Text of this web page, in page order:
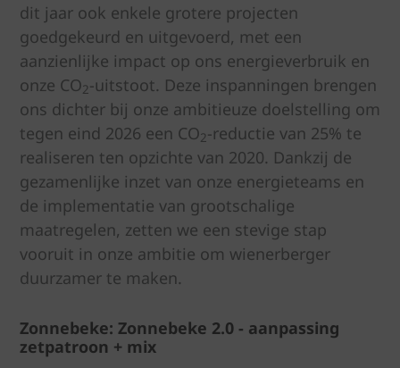
dit jaar ook enkele grotere projecten
goedgekeurd en uitgevoerd, met een
aanzienlijke impact op ons energieverbruik en
onze CO2-uitstoot. Deze inspanningen brengen
ons dichter bij onze ambitieuze doelstelling om
tegen eind 2026 een CO2-reductie van 25% te
realiseren ten opzichte van 2020. Dankzij de
gezamenlijke inzet van onze energieteams en
de implementatie van grootschalige
maatregelen, zetten we een stevige stap
vooruit in onze ambitie om wienerberger
duurzamer te maken.
Zonnebeke: Zonnebeke 2.0 - aanpassing
zetpatroon + mix